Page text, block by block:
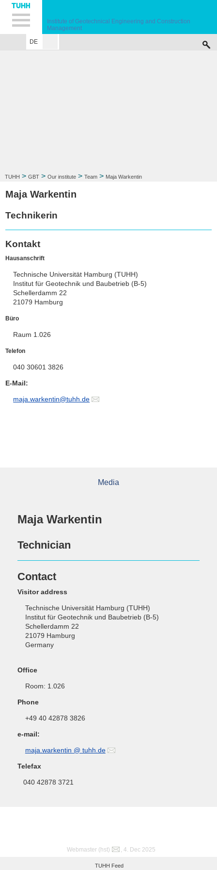
Hauptnavigation
Unternavigation
Inhalt
Suche
Institute of Geotechnical Engineering and Construction
Management
DE
TUHH > GBT > Our institute > Team > Maja Warkentin
Maja Warkentin
Technikerin
Kontakt
Hausanschrift
Technische Universität Hamburg (TUHH)
Institut für Geotechnik und Baubetrieb (B-5)
Schellerdamm 22
21079 Hamburg
Büro
Raum 1.026
Telefon
040 30601 3826
E-Mail:
maja.warkentin@tuhh.de
Media
Maja Warkentin
Technician
Contact
Visitor address
Technische Universität Hamburg (TUHH)
Institut für Geotechnik und Baubetrieb (B-5)
Schellerdamm 22
21079 Hamburg
Germany
Office
Room: 1.026
Phone
+49 40 42878 3826
e-mail:
maja.warkentin @ tuhh.de
Telefax
040 42878 3721
Webmaster (hst) , 4. Dec 2025
TUHH Feed